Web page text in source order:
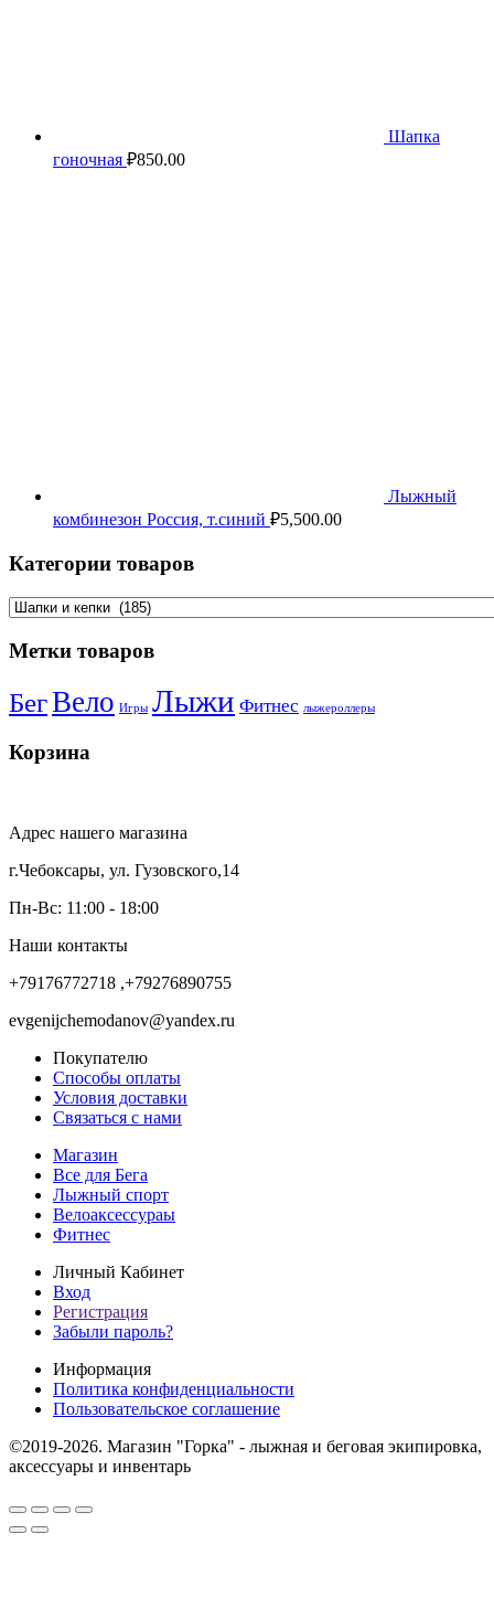
Шапка
гоночная ₽850.00
Лыжный
комбинезон Россия, т.синий ₽5,500.00
Категории товаров
Метки товаров
БегВело Игры Лыжи Фитнес лыжероллеры
Корзина
Адрес нашего магазина
г.Чебоксары, ул. Гузовского,14
Пн-Вс: 11:00 - 18:00
Наши контакты
+79176772718 ,+79276890755
evgenijchemodanov@yandex.ru
Покупателю
Способы оплаты
Условия доставки
Связаться с нами
Магазин
Все для Бега
Лыжный спорт
Велоаксессураы
Фитнес
Личный Кабинет
Вход
Регистрация
Забыли пароль?
Информация
Политика конфиденциальности
Пользовательское соглашение
©2019-2026. Магазин "Горка" - лыжная и беговая экипировка,
аксессуары и инвентарь